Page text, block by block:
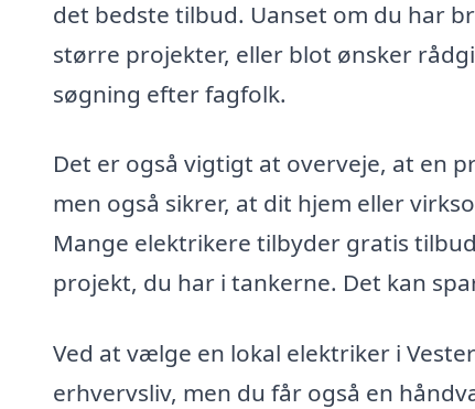
det bedste tilbud. Uanset om du har
større projekter, eller blot ønsker
søgning efter fagfolk.
Det er også vigtigt at overveje, at en
men også sikrer, at dit hjem eller
Mange elektrikere tilbyder gratis
projekt, du har i tankerne. Det kan
Ved at vælge en lokal elektriker i
erhvervsliv, men du får også en